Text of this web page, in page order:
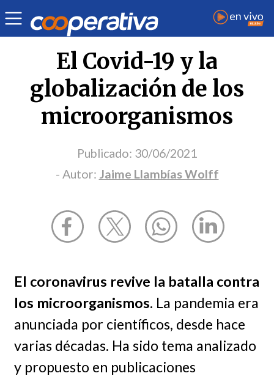
Opinión | Jaime Llambías Wolff
El Covid-19 y la
globalización de los
microorganismos
Publicado: 30/06/2021
- Autor: Jaime Llambías Wolff
El coronavirus revive la batalla contra
los microorganismos. La pandemia era
anunciada por científicos, desde hace
varias décadas. Ha sido tema analizado
y propuesto en publicaciones